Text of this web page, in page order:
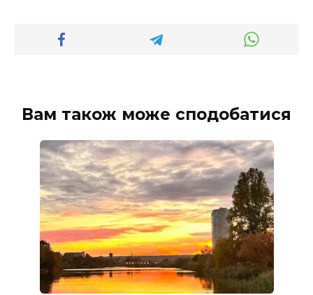
Вам також може сподобатися